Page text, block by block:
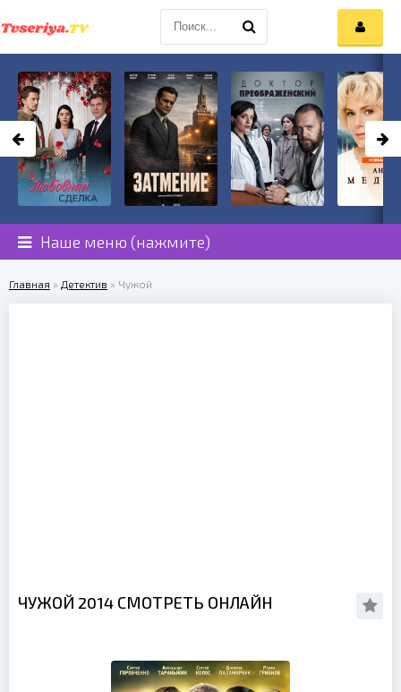
Наше меню (нажмите)
Главная » Детектив » Чужой
ЧУЖОЙ 2014 СМОТРЕТЬ ОНЛАЙН